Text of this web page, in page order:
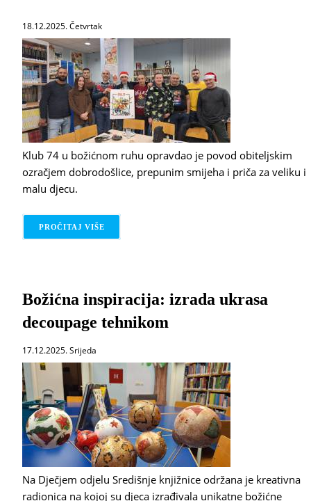
18.12.2025. Četvrtak
Klub 74 u božićnom ruhu opravdao je povod obiteljskim
ozračjem dobrodošlice, prepunim smijeha i priča za veliku i
malu djecu.
PROČITAJ VIŠE
Božićna inspiracija: izrada ukrasa
decoupage tehnikom
17.12.2025. Srijeda
Na Dječjem odjelu Središnje knjižnice održana je kreativna
radionica na kojoj su djeca izrađivala unikatne božićne